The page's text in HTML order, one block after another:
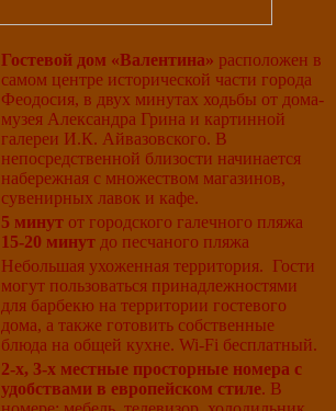
Гостевой дом «Валентина» расположен в
самом центре исторической части города
Феодосия, в двух минутах ходьбы от дома-
музея Александра Грина и картинной
галереи И.К. Айвазовского. В
непосредственной близости начинается
набережная с множеством магазинов,
сувенирных лавок и кафе.
5 минут от городского галечного пляжа
15-20 минут до песчаного пляжа
Небольшая ухоженная территория. Гости
могут пользоваться принадлежностями
для барбекю на территории гостевого
дома, а также готовить собственные
блюда на общей кухне. Wi-Fi бесплатный.
2-х, 3-х местные просторные номера с
удобствами в европейском стиле. В